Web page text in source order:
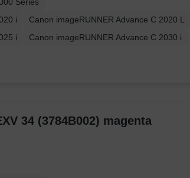
Series
i
Canon imageRUNNER Advance C 2020 L
i
Canon imageRUNNER Advance C 2030 i
34 (3784B002) magenta